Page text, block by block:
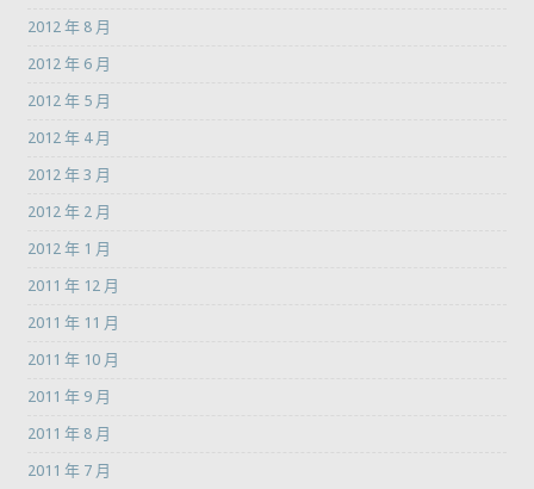
2012 年 8 月
2012 年 6 月
2012 年 5 月
2012 年 4 月
2012 年 3 月
2012 年 2 月
2012 年 1 月
2011 年 12 月
2011 年 11 月
2011 年 10 月
2011 年 9 月
2011 年 8 月
2011 年 7 月